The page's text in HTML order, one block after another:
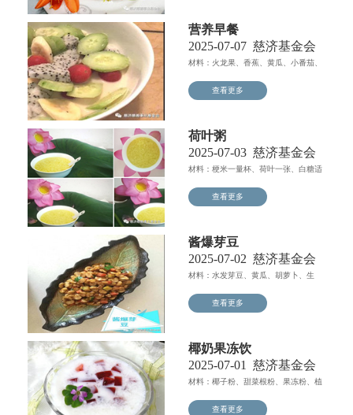
营养早餐
2025-07-07 慈济基金会
材料：火龙果、香蕉、黄瓜、小番茄、
查看更多
荷叶粥
2025-07-03 慈济基金会
材料：梗米一量杯、荷叶一张、白糖适
查看更多
酱爆芽豆
2025-07-02 慈济基金会
材料：水发芽豆、黄瓜、胡萝卜、生
查看更多
椰奶果冻饮
2025-07-01
慈济基金会
材料：椰子粉、甜菜根粉、果冻粉、植
查看更多